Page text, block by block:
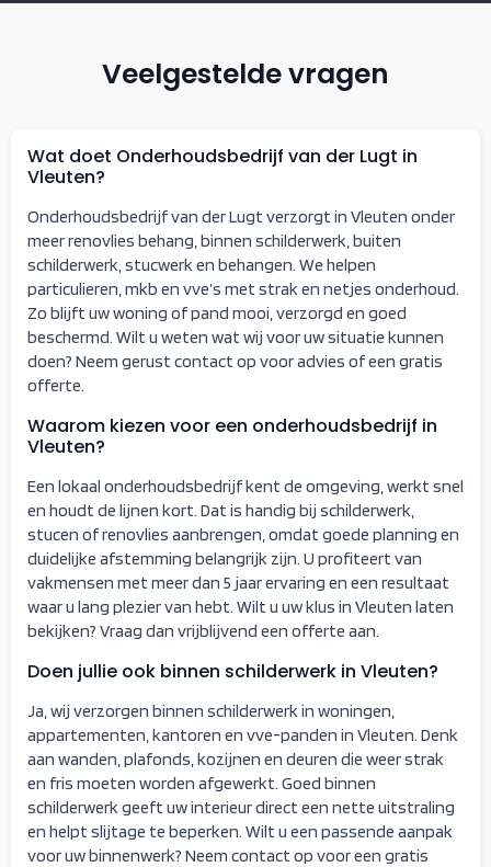
Veelgestelde vragen
Wat doet Onderhoudsbedrijf van der Lugt in
Vleuten?
Onderhoudsbedrijf van der Lugt verzorgt in Vleuten onder
meer renovlies behang, binnen schilderwerk, buiten
schilderwerk, stucwerk en behangen. We helpen
particulieren, mkb en vve’s met strak en netjes onderhoud.
Zo blijft uw woning of pand mooi, verzorgd en goed
beschermd. Wilt u weten wat wij voor uw situatie kunnen
doen? Neem gerust contact op voor advies of een gratis
offerte.
Waarom kiezen voor een onderhoudsbedrijf in
Vleuten?
Een lokaal onderhoudsbedrijf kent de omgeving, werkt snel
en houdt de lijnen kort. Dat is handig bij schilderwerk,
stucen of renovlies aanbrengen, omdat goede planning en
duidelijke afstemming belangrijk zijn. U profiteert van
vakmensen met meer dan 5 jaar ervaring en een resultaat
waar u lang plezier van hebt. Wilt u uw klus in Vleuten laten
bekijken? Vraag dan vrijblijvend een offerte aan.
Doen jullie ook binnen schilderwerk in Vleuten?
Ja, wij verzorgen binnen schilderwerk in woningen,
appartementen, kantoren en vve-panden in Vleuten. Denk
aan wanden, plafonds, kozijnen en deuren die weer strak
en fris moeten worden afgewerkt. Goed binnen
schilderwerk geeft uw interieur direct een nette uitstraling
en helpt slijtage te beperken. Wilt u een passende aanpak
voor uw binnenwerk? Neem contact op voor een gratis